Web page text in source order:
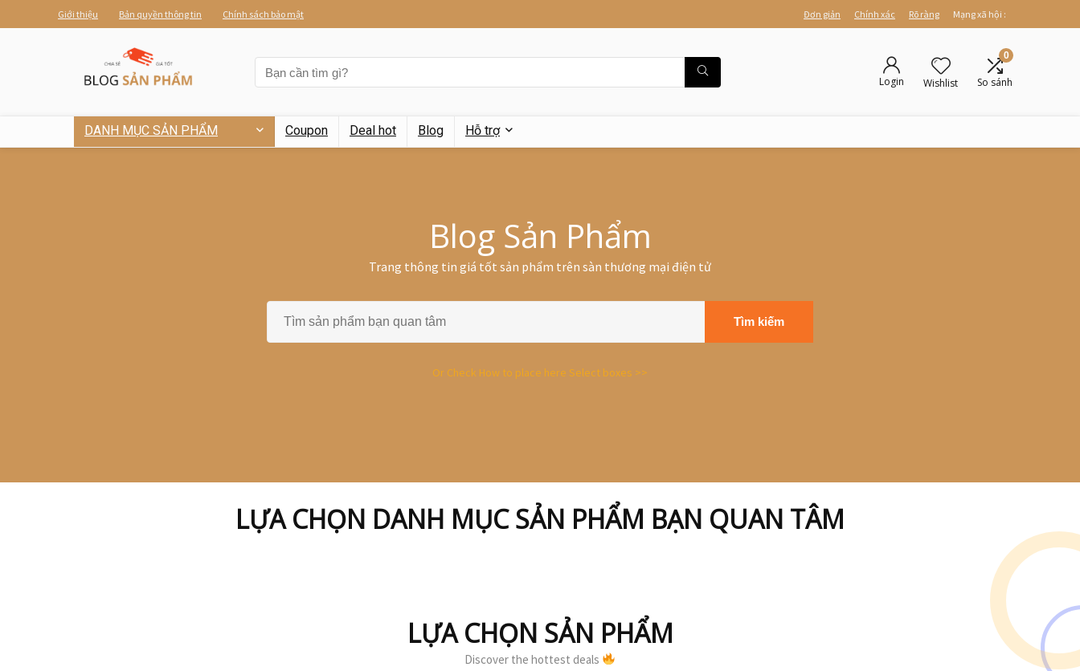
Giới thiệu Bản quyền thông tin Chính sách bảo mật Đơn giản Chính xác Rõ ràng Mạng xã hội :
Login Wishlist
0
So sánh
DANH MỤC SẢN PHẨM Coupon Deal hot Blog Hỗ trợ
Blog Sản Phẩm
Trang thông tin giá tốt sản phẩm trên sàn thương mại điện tử
Tìm kiếm
Or Check How to place here Select boxes >>
LỰA CHỌN DANH MỤC SẢN PHẨM BẠN QUAN TÂM
LỰA CHỌN SẢN PHẨM
Discover the hottest deals